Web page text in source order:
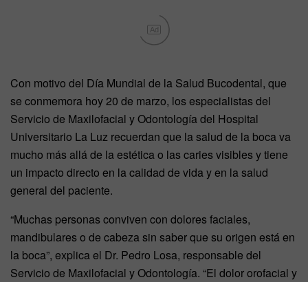
Ad
Con motivo del Día Mundial de la Salud Bucodental, que
se conmemora hoy 20 de marzo, los especialistas del
Servicio de Maxilofacial y Odontología del Hospital
Universitario La Luz recuerdan que la salud de la boca va
mucho más allá de la estética o las caries visibles y tiene
un impacto directo en la calidad de vida y en la salud
general del paciente.
“Muchas personas conviven con dolores faciales,
mandibulares o de cabeza sin saber que su origen está en
la boca”, explica el Dr. Pedro Losa, responsable del
Servicio de Maxilofacial y Odontología. “El dolor orofacial y